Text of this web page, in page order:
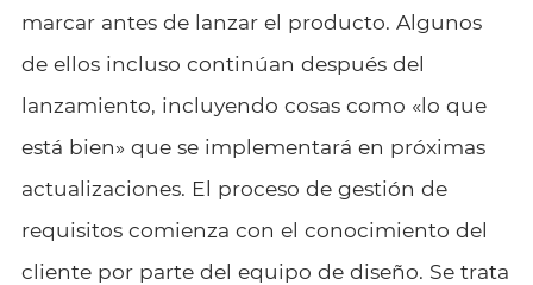
marcar antes de lanzar el producto. Algunos
de ellos incluso continúan después del
lanzamiento, incluyendo cosas como «lo que
está bien» que se implementará en próximas
actualizaciones. El proceso de gestión de
requisitos comienza con el conocimiento del
cliente por parte del equipo de diseño. Se trata